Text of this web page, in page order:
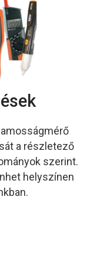
a részletező
szerint.
helyszínen